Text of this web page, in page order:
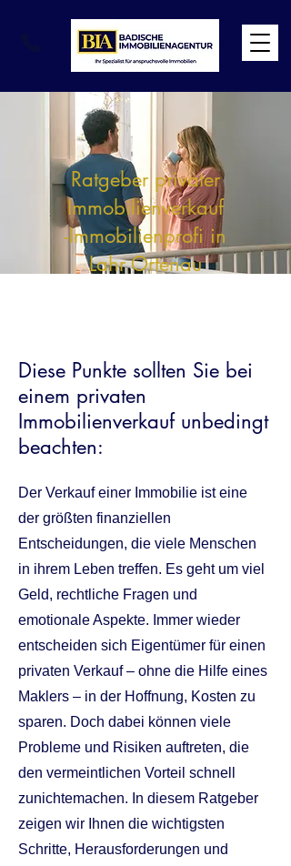
Ratgeber privater
Immobilienverkauf
-Immobilienprofi in
Lahr Ortenau
Diese Punkte sollten Sie bei
einem privaten
Immobilienverkauf unbedingt
beachten:
Der Verkauf einer Immobilie ist eine
der größten finanziellen
Entscheidungen, die viele Menschen
in ihrem Leben treffen. Es geht um viel
Geld, rechtliche Fragen und
emotionale Aspekte. Immer wieder
entscheiden sich Eigentümer für einen
privaten Verkauf – ohne die Hilfe eines
Maklers – in der Hoffnung, Kosten zu
sparen. Doch dabei können viele
Probleme und Risiken auftreten, die
den vermeintlichen Vorteil schnell
zunichtemachen. In diesem Ratgeber
zeigen wir Ihnen die wichtigsten
Schritte, Herausforderungen und